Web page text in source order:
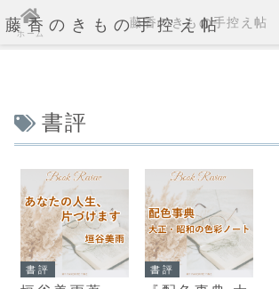
藤香のきもの手控え帖
書評
書評 書評
ホーム
藤香のきもの手控え帖